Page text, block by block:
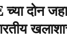
दोन